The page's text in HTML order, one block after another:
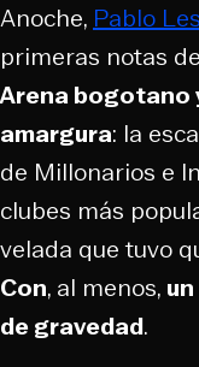
Anoche, Pablo
primeras notas
Arena bogotano
amargura: la
de Millonarios e
clubes más
velada que tuvo
Con, al menos,
de gravedad.